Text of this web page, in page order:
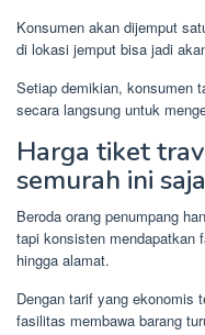
Konsumen akan dijemput
di lokasi jemput bisa jadi
Setiap demikian, konsumen
secara langsung untuk
Harga tiket
semurah ini saja
Beroda orang penumpang
tapi konsisten mendapatkan
hingga alamat.
Dengan tarif yang ekonomis
fasilitas membawa barang